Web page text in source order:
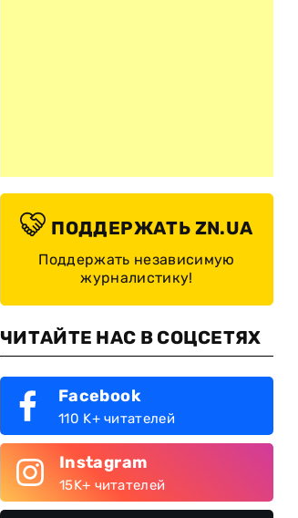
ПОДДЕРЖАТЬ ZN.UA
Поддержать независимую
журналистику!
ЧИТАЙТЕ НАС В СОЦСЕТЯХ
Facebook
110 K+ читателей
Instagram
15K+ читателей